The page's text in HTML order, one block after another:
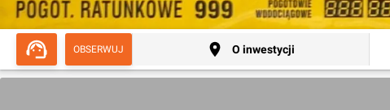
OBSERWUJ O inwestycji